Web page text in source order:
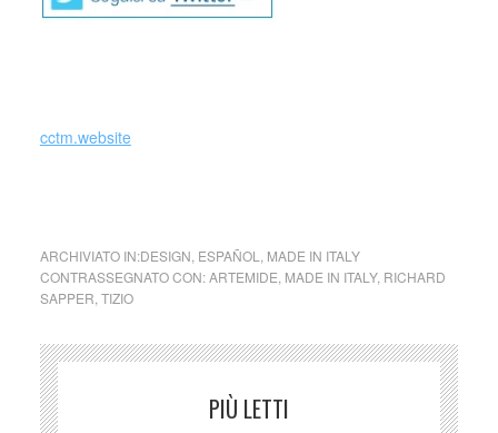
cctm.website
ARCHIVIATO IN:DESIGN, ESPAÑOL, MADE IN ITALY
CONTRASSEGNATO CON:ARTEMIDE, MADE IN ITALY, RICHARD
SAPPER,TIZIO
PIÙ LETTI